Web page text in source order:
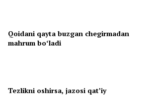
Qoidani qayta buzgan chegirmadan
mahrum boʻladi
Tezlikni oshirsa, jazosi qatʼiy